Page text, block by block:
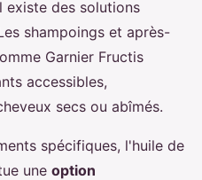
existe des solutions
shampoings et après-
Garnier Fructis
accessibles,
secs ou abîmés.
spécifiques, l'huile de
une option